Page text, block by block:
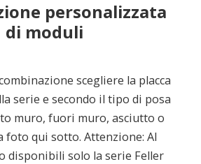
personalizzata
di moduli
scegliere la placca
serie e secondo il tipo di posa
muro, fuori muro, asciutto o
foto qui sotto. Attenzione: Al
disponibili solo la serie Feller